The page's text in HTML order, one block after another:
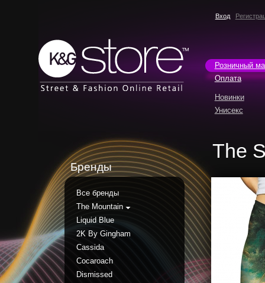
Вход
Розничный
Оплата
Новинки
Унисекс
The
Бренды
Все бренды
The Mountain
Liquid Blue
2K By Gingham
Cassida
Cocaroach
Dismissed